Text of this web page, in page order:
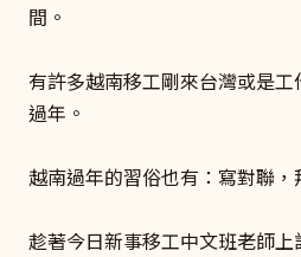
間。
有許多越南移工剛來台灣或是
過年。
越南過年的習俗也有：寫對聯，
趁著今日新事移工中文班老師